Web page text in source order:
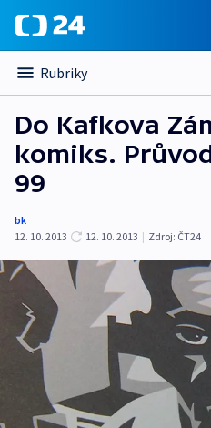
Rubriky
Do Kafkova
komiks.
99
bk
12. 10. 2013
12. 10. 2013 | Zdroj: ČT24